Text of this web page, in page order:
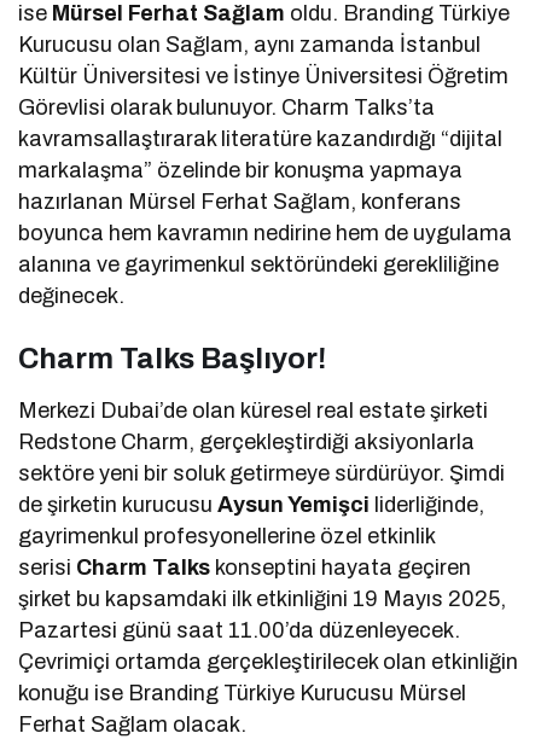
ise Mürsel Ferhat Sağlam oldu. Branding Türkiye
Kurucusu olan Sağlam, aynı zamanda İstanbul
Kültür Üniversitesi ve İstinye Üniversitesi Öğretim
Görevlisi olarak bulunuyor. Charm Talks’ta
kavramsallaştırarak literatüre kazandırdığı “dijital
markalaşma” özelinde bir konuşma yapmaya
hazırlanan Mürsel Ferhat Sağlam, konferans
boyunca hem kavramın nedirine hem de uygulama
alanına ve gayrimenkul sektöründeki gerekliliğine
değinecek.
Charm Talks Başlıyor!
Merkezi Dubai’de olan küresel real estate şirketi
Redstone Charm, gerçekleştirdiği aksiyonlarla
sektöre yeni bir soluk getirmeye sürdürüyor. Şimdi
de şirketin kurucusuAysun Yemişci liderliğinde,
gayrimenkul profesyonellerine özel etkinlik
serisi Charm Talks konseptini hayata geçiren
şirket bu kapsamdaki ilk etkinliğini 19 Mayıs 2025,
Pazartesi günü saat 11.00’da düzenleyecek.
Çevrimiçi ortamda gerçekleştirilecek olan etkinliğin
konuğu ise Branding Türkiye Kurucusu Mürsel
Ferhat Sağlam olacak.